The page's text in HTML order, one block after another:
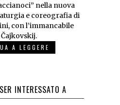
nella nuova
e coreografia di
con l’immancabile
A LEGGERE
INTERESSATO A